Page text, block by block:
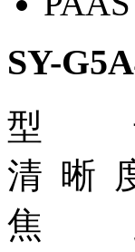
SY-
型 号
清 晰
焦 距